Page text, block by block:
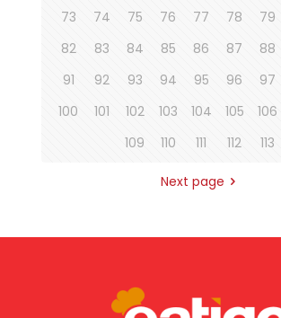
73
74 75 76 77 78 79
82
83 84 85 86 87 88
91
92 93 94 95 96 97
100
101 102 103 104 105 106
109
110 111 112 113
Next page